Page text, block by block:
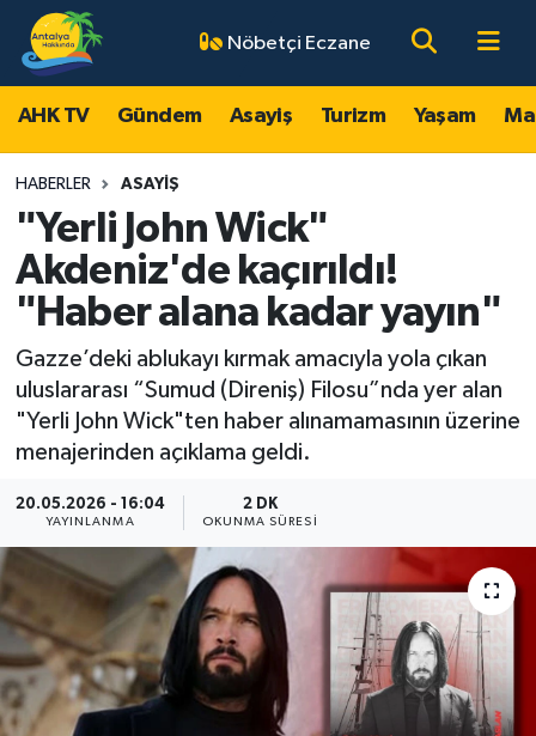
Nöbetçi Eczane
AHK TV Gündem Asayiş Turizm Yaşam
HABERLER ASAYIŞ
"Yerli John Wick"
Akdeniz'de kaçırıldı!
"Haber alana kadar yayın"
Gazze’deki ablukayı kırmak amacıyla yola çıkan
uluslararası “Sumud (Direniş) Filosu”nda yer alan
"Yerli John Wick"ten haber alınamamasının üzerine
menajerinden açıklama geldi.
20.05.2026 - 16:04
YAYINLANMA
2 DK
OKUNMA SÜRESI
AHK TV
Gündem
Asayiş
Turizm
Magazin
Ekonomi
Spor
Dünya
Resmi Reklamlar
Antalya Nöbetçi Eczaneler
Antalya Hava Durumu
Antalya Namaz Vakitleri
Antalya Trafik Yoğunluk Haritası
Tüm Manşetler
Son Dakika Haberleri
Haber Arşivi